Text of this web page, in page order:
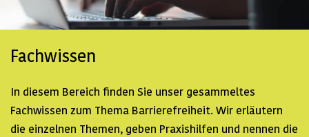
Fachwissen
In diesem Bereich finden Sie unser gesammeltes
Fachwissen zum Thema Barrierefreiheit. Wir erläutern
die einzelnen Themen, geben Praxishilfen und nennen die